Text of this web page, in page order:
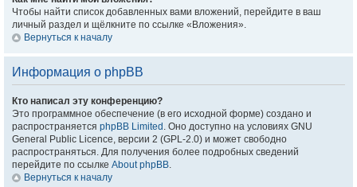
Чтобы найти список добавленных вами вложений, перейдите в ваш
личный раздел и щёлкните по ссылке «Вложения».
Вернуться к началу
Информация о phpBB
Кто написал эту конференцию?
Это программное обеспечение (в его исходной форме) создано и
распространяется phpBB Limited . Оно доступно на условиях GNU
General Public Licence, версии 2 (GPL-2.0) и может свободно
распространяться. Для получения более подробных сведений
перейдите по ссылке About phpBB.
Вернуться к началу